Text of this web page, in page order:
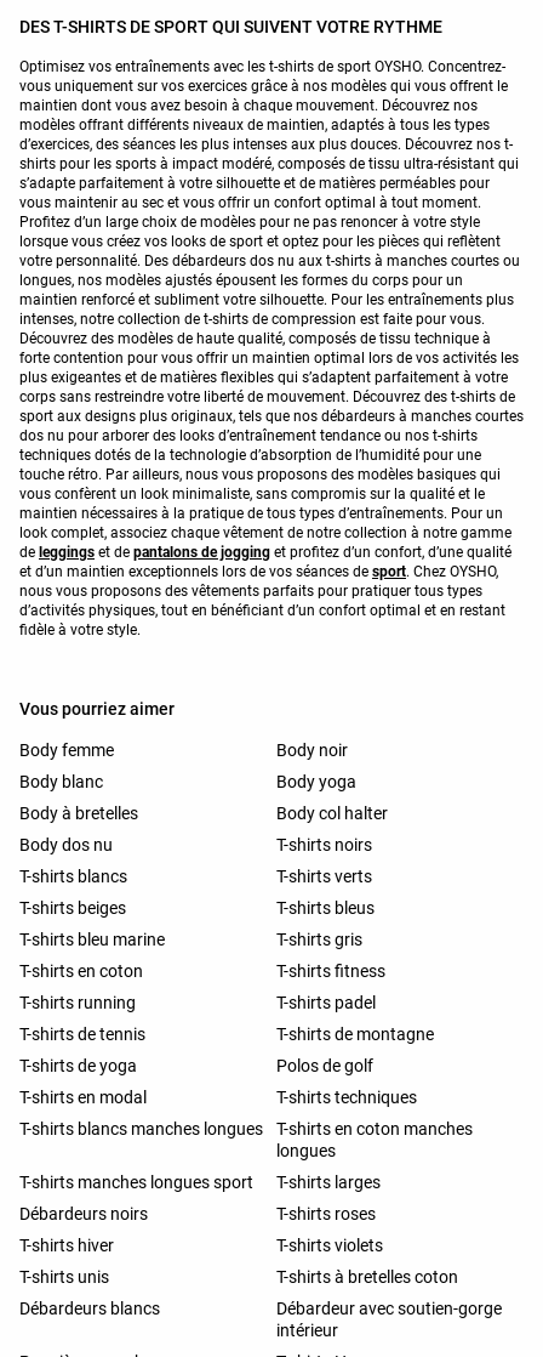
DES T-SHIRTS DE SPORT QUI SUIVENT VOTRE RYTHME
Optimisez vos entraînements avec les t-shirts de sport OYSHO. Concentrez-
vous uniquement sur vos exercices grâce à nos modèles qui vous offrent le
maintien dont vous avez besoin à chaque mouvement. Découvrez nos
modèles offrant différents niveaux de maintien, adaptés à tous les types
d’exercices, des séances les plus intenses aux plus douces. Découvrez nos t-
shirts pour les sports à impact modéré, composés de tissu ultra-résistant qui
s’adapte parfaitement à votre silhouette et de matières perméables pour
vous maintenir au sec et vous offrir un confort optimal à tout moment.
Profitez d’un large choix de modèles pour ne pas renoncer à votre style
lorsque vous créez vos looks de sport et optez pour les pièces qui reflètent
votre personnalité. Des débardeurs dos nu aux t-shirts à manches courtes ou
longues, nos modèles ajustés épousent les formes du corps pour un
maintien renforcé et subliment votre silhouette. Pour les entraînements plus
intenses, notre collection de t-shirts de compression est faite pour vous.
Découvrez des modèles de haute qualité, composés de tissu technique à
forte contention pour vous offrir un maintien optimal lors de vos activités les
plus exigeantes et de matières flexibles qui s’adaptent parfaitement à votre
corps sans restreindre votre liberté de mouvement. Découvrez des t-shirts de
sport aux designs plus originaux, tels que nos débardeurs à manches courtes
dos nu pour arborer des looks d’entraînement tendance ou nos t-shirts
techniques dotés de la technologie d’absorption de l’humidité pour une
touche rétro. Par ailleurs, nous vous proposons des modèles basiques qui
vous confèrent un look minimaliste, sans compromis sur la qualité et le
maintien nécessaires à la pratique de tous types d’entraînements. Pour un
look complet, associez chaque vêtement de notre collection à notre gamme
de leggings et de pantalons de jogging et profitez d’un confort, d’une qualité
et d’un maintien exceptionnels lors de vos séances de sport. Chez OYSHO,
nous vous proposons des vêtements parfaits pour pratiquer tous types
d’activités physiques, tout en bénéficiant d’un confort optimal et en restant
fidèle à votre style.
Vous pourriez aimer
Body femme
Body noir
Body blanc
Body yoga
Body à bretelles
Body col halter
Body dos nu
T-shirts noirs
T-shirts blancs
T-shirts verts
T-shirts beiges
T-shirts bleus
T-shirts bleu marine
T-shirts gris
T-shirts en coton
T-shirts fitness
T-shirts running
T-shirts padel
T-shirts de tennis
T-shirts de montagne
T-shirts de yoga
Polos de golf
T-shirts en modal
T-shirts techniques
T-shirts blancs manches longues
T-shirts en coton manches
longues
T-shirts manches longues sport
T-shirts larges
Débardeurs noirs
T-shirts roses
T-shirts hiver
T-shirts violets
T-shirts unis
T-shirts à bretelles coton
Débardeurs blancs
Débardeur avec soutien-gorge
intérieur